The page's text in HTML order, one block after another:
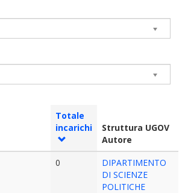
Totale
incarichi
Struttura UGOV
Autore
0
DIPARTIMENTO
DI SCIENZE
POLITICHE